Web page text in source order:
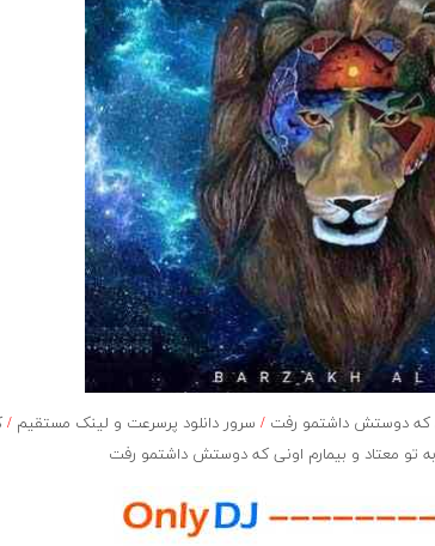
که دوستش داشتمو رفت /سرور دانلود پرسرعت و لینک مستقیم /
تو معتاد و بیمارم اونی که دوستش داشتمو رفت